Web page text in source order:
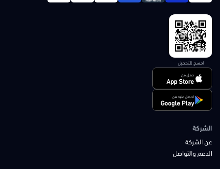
امسح للتحميل
حمل من
App Store
احصل عليه من
Google Play
الشركة
عن الشركة
الدعم والتواصل